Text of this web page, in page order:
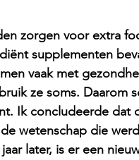
zorgen voor extra
supplementen
vaak met
ze soms. Daarom
Ik concludeerde dat
wetenschap die
later, is er een